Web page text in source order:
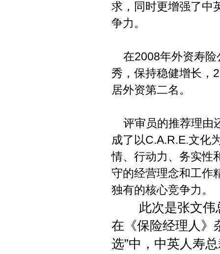
求，同时更增强了中
争力。
在2008年外资寿险
秀，保持稳健增长，
居外资第二名。
评审员的推荐理由
成了以C.A.R.E.文化
情、行动力、务实性
守的经营理念和工作
独有的核心竞争力。
此次是张文伟
在《保险经理人》
选”中，中英人寿